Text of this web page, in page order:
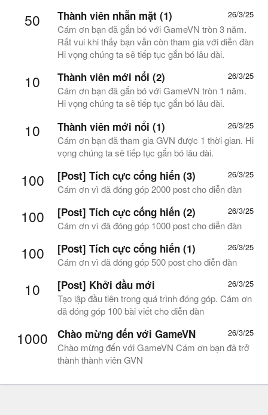
50 26/3/25
Thành viên nhẵn mặt (1)
Cám ơn bạn đã gắn bó với GameVN tròn 3 năm.
Rất vui khi thấy bạn vẫn còn tham gia với diễn đàn
Hi vọng chúng ta sẽ tiếp tục gắn bó lâu dài.
10 26/3/25
Thành viên mới nổi (2)
Cám ơn bạn đã gắn bó với GameVN tròn 1 năm.
Hi vọng chúng ta sẽ tiếp tục gắn bó lâu dài.
10 26/3/25
Thành viên mới nổi (1)
Cám ơn bạn đã tham gia GVN được 1 thời gian. Hi
vọng chúng ta sẽ tiếp tục gắn bó lâu dài.
100 26/3/25
[Post] Tích cực cống hiến (3)
Cám ơn vì đã đóng góp 2000 post cho diễn đàn
100 26/3/25
[Post] Tích cực cống hiến (2)
Cám ơn vì đã đóng góp 1000 post cho diễn đàn
100 26/3/25
[Post] Tích cực cống hiến (1)
Cám ơn vì đã đóng góp 500 post cho diễn đàn
10 26/3/25
[Post] Khởi đầu mới
Tạo lập đầu tiên trong quá trình đóng góp. Cám ơn
đã đóng góp 100 bài viết cho diễn đàn
1000 26/3/25
Chào mừng đến với GameVN
Chào mừng đến với GameVN Cám ơn bạn đã trở
thành thành viên GVN